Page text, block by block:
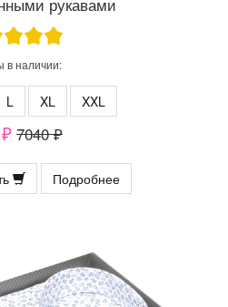
рукавами
в наличии:
L XL XXL
7040 ₽
Подробнее